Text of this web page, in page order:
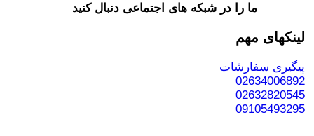
ما را در شبکه های اجتماعی دنبال کنید
لینکهای مهم
پیگیری سفارشات
02634006892
02632820545
09105493295